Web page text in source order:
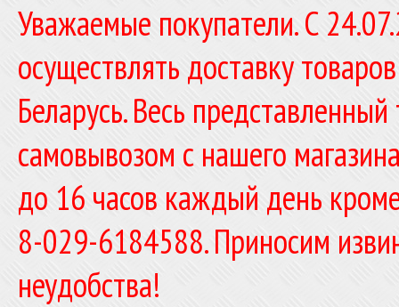
Уважаемые покупатели. C
осуществлять доставку
Беларусь. Весь
самовывозом с нашего
до 16 часов каждый день
8-029-6184588. Приносим
неудобства!